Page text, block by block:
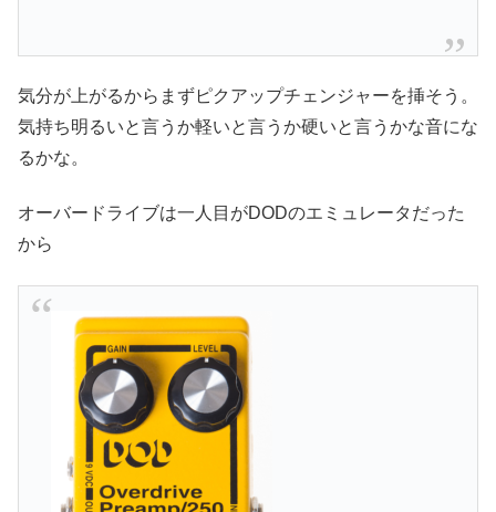
気分が上がるからまずピクアップチェンジャーを挿そう。
気持ち明るいと言うか軽いと言うか硬いと言うかな音にな
るかな。
オーバードライブは一人目がDODのエミュレータだった
から